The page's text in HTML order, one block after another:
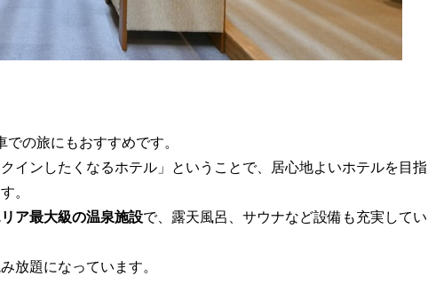
の旅にもおすすめです。
インしたくなるホテル」ということで、居心地よいホテルを目指
。
ア最大級の温泉施設で、露天風呂、サウナなど設備も充実してい
放題になっています。